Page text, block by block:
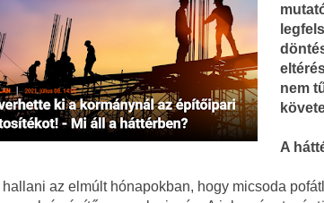
nem
A
hallani az elmúlt hónapokban, hogy micsoda